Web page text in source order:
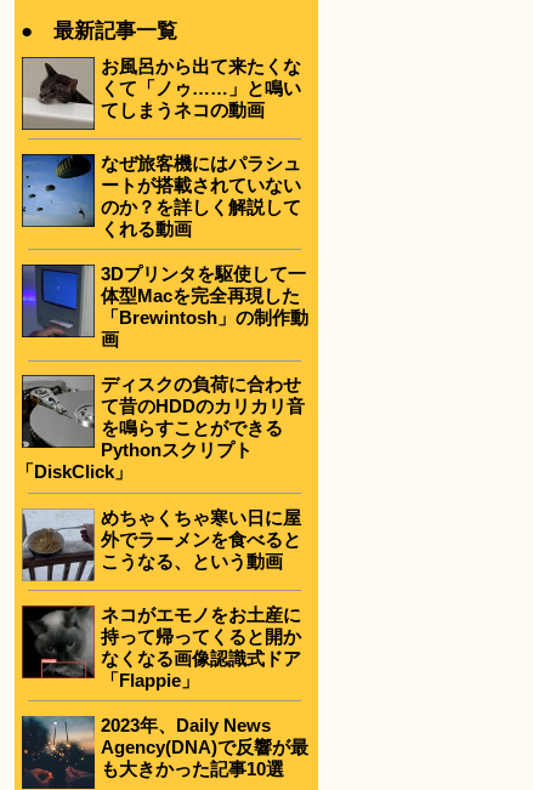
● 最新記事一覧
お風呂から出て来たくな
くて「ノゥ……」と鳴い
てしまうネコの動画
なぜ旅客機にはパラシュ
ートが搭載されていない
のか？を詳しく解説して
くれる動画
3Dプリンタを駆使して一
体型Macを完全再現した
「Brewintosh」の制作動
画
ディスクの負荷に合わせ
て昔のHDDのカリカリ音
を鳴らすことができる
Pythonスクリプト
「DiskClick」
めちゃくちゃ寒い日に屋
外でラーメンを食べると
こうなる、という動画
ネコがエモノをお土産に
持って帰ってくると開か
なくなる画像認識式ドア
「Flappie」
2023年、Daily News
Agency(DNA)で反響が最
も大きかった記事10選